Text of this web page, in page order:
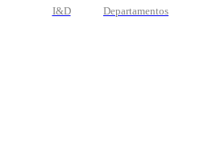
I&D Departamentos